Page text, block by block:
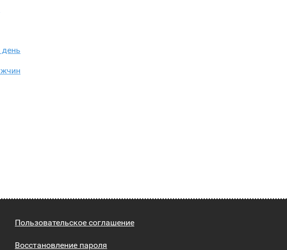
день
Пользовательское соглашение
Восстановление пароля